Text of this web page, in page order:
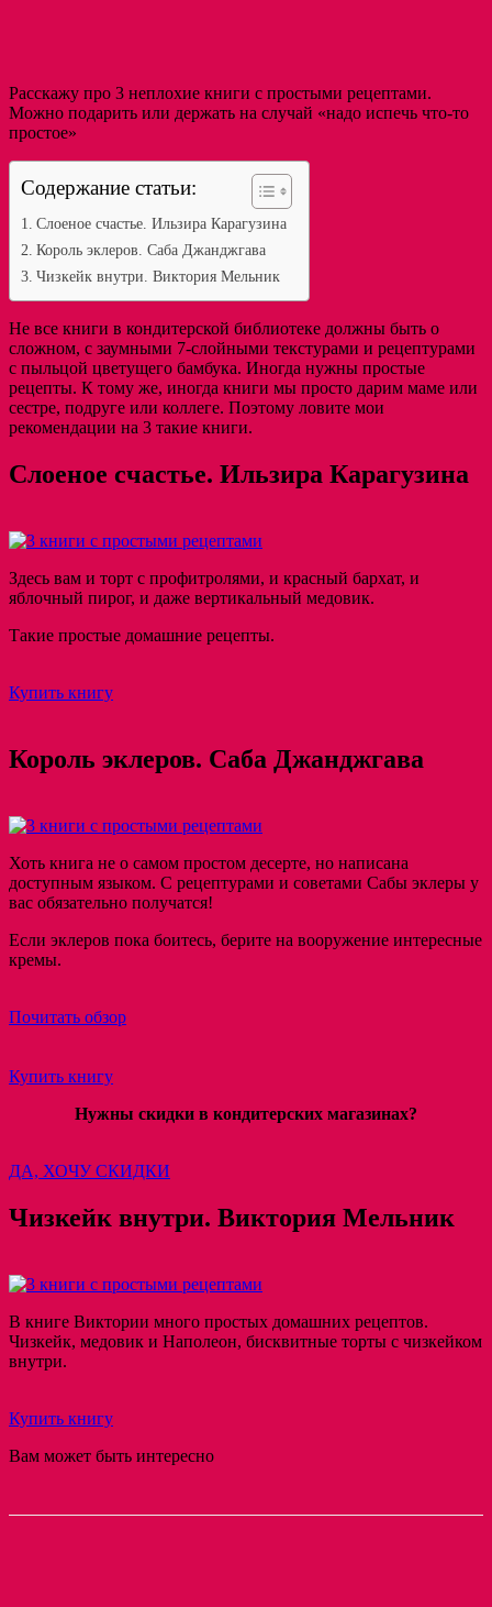
Расскажу про 3 неплохие книги с простыми рецептами.
Можно подарить или держать на случай «надо испечь что-то
простое»
Содержание статьи:
Слоеное счастье. Ильзира Карагузина
Король эклеров. Саба Джанджгава
Чизкейк внутри. Виктория Мельник
Не все книги в кондитерской библиотеке должны быть о
сложном, с заумными 7-слойными текстурами и рецептурами
с пыльцой цветущего бамбука. Иногда нужны простые
рецепты. К тому же, иногда книги мы просто дарим маме или
сестре, подруге или коллеге. Поэтому ловите мои
рекомендации на 3 такие книги.
Слоеное счастье. Ильзира Карагузина
Здесь вам и торт с профитролями, и красный бархат, и
яблочный пирог, и даже вертикальный медовик.
Такие простые домашние рецепты.
Купить книгу
Король эклеров. Саба Джанджгава
Хоть книга не о самом простом десерте, но написана
доступным языком. С рецептурами и советами Сабы эклеры у
вас обязательно получатся!
Если эклеров пока боитесь, берите на вооружение интересные
кремы.
Почитать обзор
Купить книгу
Нужны скидки в кондитерских магазинах?
ДА, ХОЧУ СКИДКИ
Чизкейк внутри. Виктория Мельник
В книге Виктории много простых домашних рецептов.
Чизкейк, медовик и Наполеон, бисквитные торты с чизкейком
внутри.
Купить книгу
Вам может быть интересно